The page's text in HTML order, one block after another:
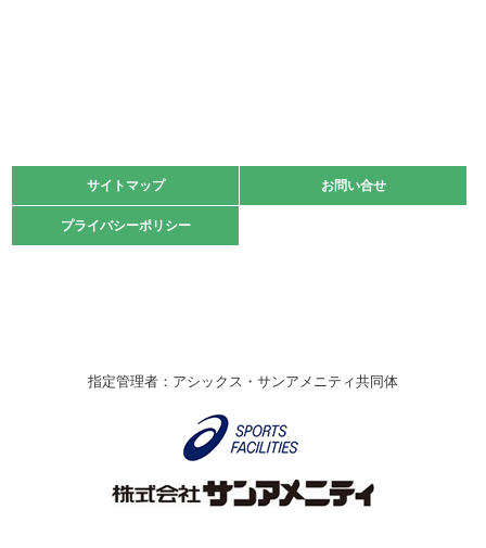
緑ケ丘体育館
2021.10.23
卓球選手権大会ラージボールの部開催☆
伊丹市総合体育大会 バレーボール大会が開催されました
なわとびイベントを開催しました！
サイトマップ お問い合せ
プライバシーポリシー
サイトマップ お問い合せ
プライバシーポリシー
指定管理者：アシックス・サンアメニティ共同体